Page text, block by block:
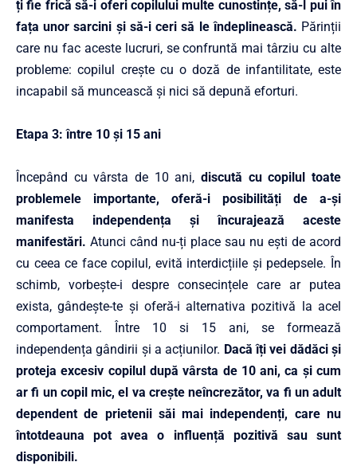
ți fie frică să-i oferi copilului multe cunostințe, să-l pui în
fața unor sarcini și să-i ceri să le îndeplinească. Părinții
care nu fac aceste lucruri, se confruntă mai târziu cu alte
probleme: copilul crește cu o doză de infantilitate, este
incapabil să muncească și nici să depună eforturi.
Etapa 3: între 10 și 15 ani
Începând cu vârsta de 10 ani, discută cu copilul toate
problemele importante, oferă-i posibilități de a-și
manifesta independența și încurajează aceste
manifestări. Atunci când nu-ți place sau nu ești de acord
cu ceea ce face copilul, evită interdicțiile și pedepsele. În
schimb, vorbește-i despre consecințele care ar putea
exista, gândește-te și oferă-i alternativa pozitivă la acel
comportament. Între 10 si 15 ani, se formează
independența gândirii și a acțiunilor. Dacă îți vei dădăci și
proteja excesiv copilul după vârsta de 10 ani, ca și cum
ar fi un copil mic, el va crește neîncrezător, va fi un adult
dependent de prietenii săi mai independenți, care nu
întotdeauna pot avea o influență pozitivă sau sunt
disponibili.